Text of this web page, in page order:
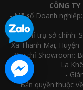
CÔNG
- Mã số Doanh
- Địa chỉ trụ sở chính:
Xã Thanh Mai, Huyện
- Địa chỉ Showroom:
La
-
Bản quyền thuộc